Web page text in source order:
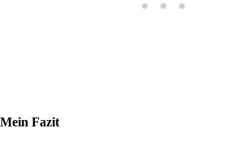
Mein Fazit